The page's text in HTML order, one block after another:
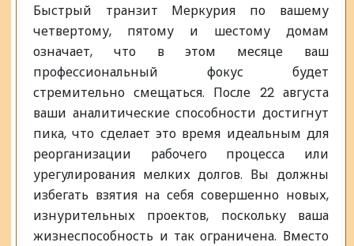
Быстрый транзит Меркурия по вашему
четвертому, пятому и шестому домам
означает, что в этом месяце ваш
профессиональный фокус будет
стремительно смещаться. После 22 августа
ваши аналитические способности достигнут
пика, что сделает это время идеальным для
реорганизации рабочего процесса или
урегулирования мелких долгов. Вы должны
избегать взятия на себя совершенно новых,
изнурительных проектов, поскольку ваша
жизнеспособность и так ограничена. Вместо